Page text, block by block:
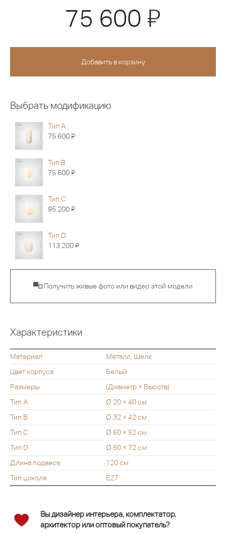
75 600 Я
Выбрать модификацию
Тип A
75 600Я
Тип B
75 600Я
Тип C
95 200Я
Тип D
113 200Я
▀◘ Получить живые фото или видео этой модели
Характеристики
Материал
Металл, Шелк
Цвет корпуса
Белый
Размеры
(Диаметр × Высота)
Тип A
Ø 20 × 40 см
Тип B
Ø 32 × 42 см
Тип C
Ø 60 × 52 см
Тип D
Ø 60 × 72 см
Длина подвеса
120 см
Тип цоколя
E27
Вы дизайнер интерьера, комплектатор,
архитектор или оптовый покупатель?